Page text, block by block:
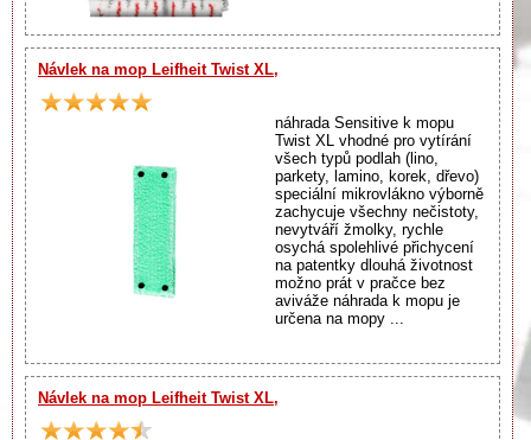
Návlek na mop Leifheit Twist XL,
náhrada Sensitive k mopu
Twist XL vhodné pro vytírání
všech typů podlah (lino,
parkety, lamino, korek, dřevo)
speciální mikrovlákno výborně
zachycuje všechny nečistoty,
nevytváří žmolky, rychle
osychá spolehlivé přichycení
na patentky dlouhá životnost
možno prát v pračce bez
aviváže náhrada k mopu je
určena na mopy ...
Návlek na mop Leifheit Twist XL,